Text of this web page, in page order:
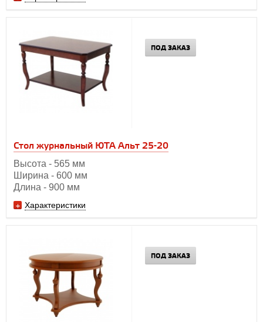
Стол журнальный ЮТА Альт 25-20
Высота - 565 мм
Ширина - 600 мм
Длина - 900 мм
Характеристики
ПОД ЗАКАЗ
ПОД ЗАКАЗ